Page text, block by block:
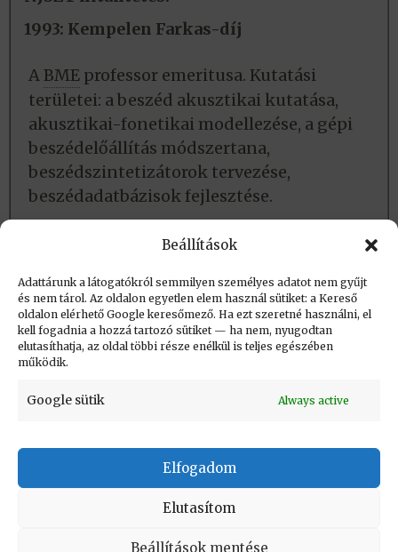
Beállítások
Adattárunk a látogatókról semmilyen személyes adatot nem gyűjt
és nem tárol. Az oldalon egyetlen elem használ sütiket: a Kereső
oldalon elérhető Google keresőmező. Ha ezt szeretné használni, el
kell fogadnia a hozzá tartozó sütiket — ha nem, nyugodtan
elutasíthatja, az oldal többi része enélkül is teljes egészében
működik.
Google sütik Always active
Elfogadom
Elutasítom
Beállítások mentése
1993: Kempelen Farkas-díj
ABME professor emeritusa. Kutatási
területei: a beszéd akusztikai kutatása,
akusztikai-fonetikai modellezése, a gépi
beszédelőállítás módszertana,
beszédszintetizátorok tervezése,
beszédadatbázisok fejlesztése.
Létrehozva: 2018.06.17. 09:30
Utolsó módosítás: 2018.06.27. 21:35
Impresszum
Adatvédelmi tájékoztató
Vissza a lap tetejére